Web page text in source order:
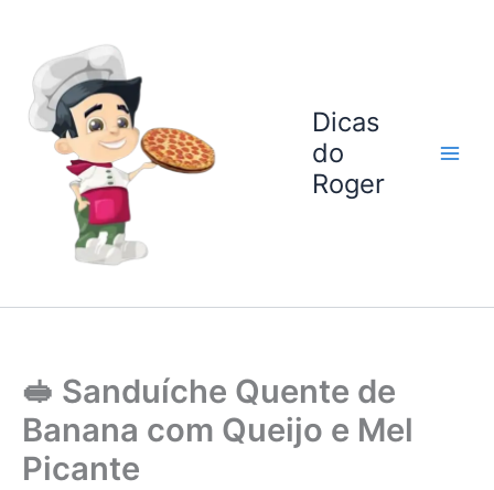
conteúdo
Dicas
do
Roger
🥪 Sanduíche Quente de
Banana com Queijo e Mel
Picante